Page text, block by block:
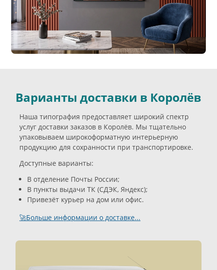
Варианты доставки в Королёв
Наша типография предоставляет широкий спектр
услуг доставки заказов в Королёв. Мы тщательно
упаковываем широкоформатную интерьерную
продукцию для сохранности при транспортировке.
Доступные варианты:
В отделение Почты России;
В пункты выдачи ТК (СДЭК, Яндекс);
Привезёт курьер на дом или офис.
🚀Больше информации о доставке...